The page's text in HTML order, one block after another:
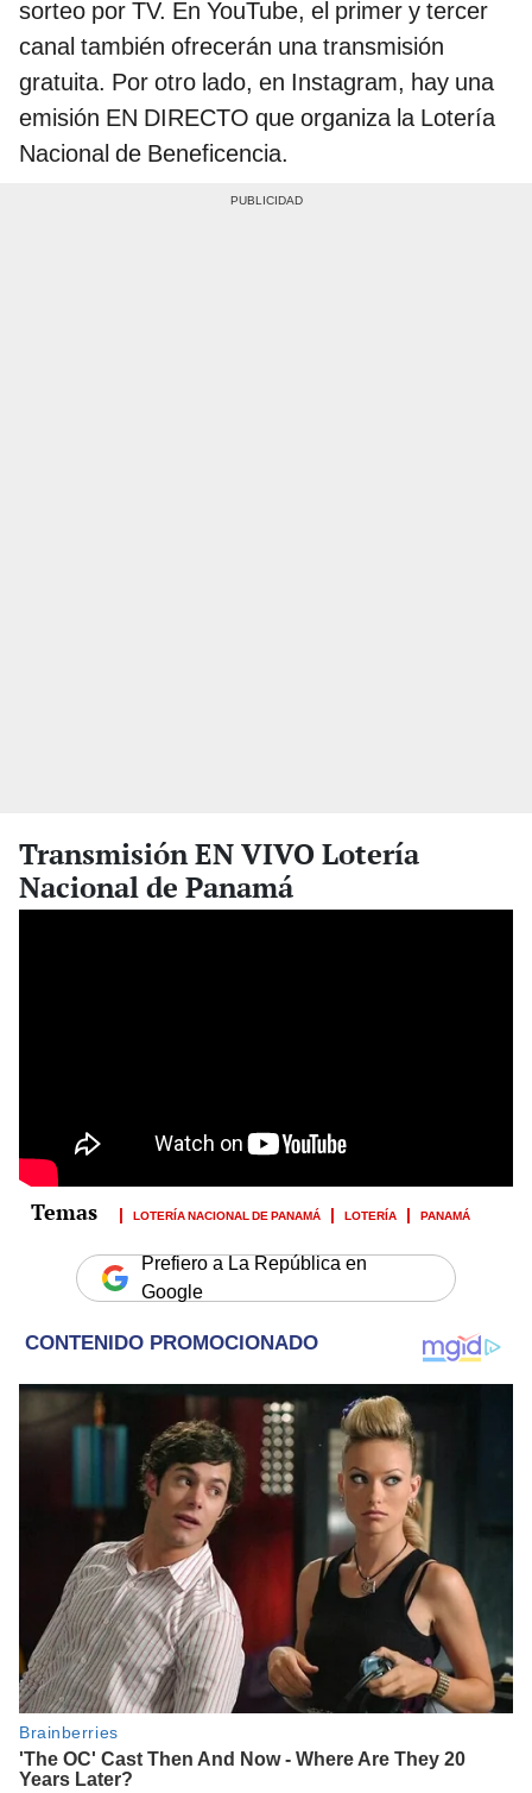
sorteo por TV. En YouTube, el primer y tercer
canal también ofrecerán una transmisión
gratuita. Por otro lado, en Instagram, hay una
emisión EN DIRECTO que organiza la Lotería
Nacional de Beneficencia.
Transmisión EN VIVO Lotería
Nacional de Panamá
LOTERÍA NACIONAL DE PANAMÁ LOTERÍA PANAMÁ
Prefiero a La República en
Google